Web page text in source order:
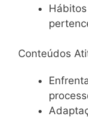
Conteúdos